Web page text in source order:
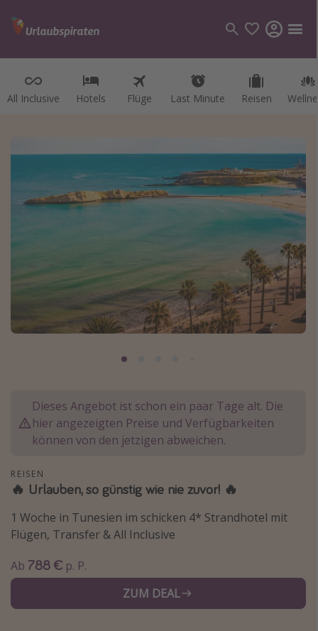
All Inclusive Hotels Flüge Last Minute Reisen
Kategorien
Hotel
Kreuzfahrten
Reiseziele
Alle Reiseziele
Österreich
Lombardei
Reisethemen
Städtereisen
Strandurlaub
Wellnessurlaub
Abenteuerurlaub
Kurzurlaub
Skiurlaub
Dieses Angebot ist schon ein paar Tage alt. Die
hier angezeigten Preise und Verfügbarkeiten
können von den jetzigen abweichen.
REISEN
🔥 Urlauben, so günstig wie nie zuvor! 🔥
1 Woche in Tunesien im schicken 4* Strandhotel mit
Flügen, Transfer & All Inclusive
Ab 788 € p. P.
ZUM DEAL